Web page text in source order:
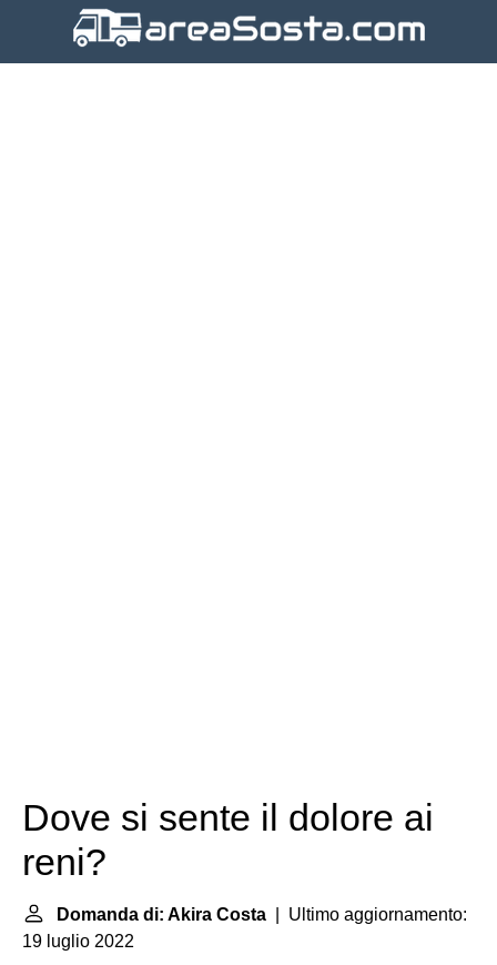
Dove si sente il dolore ai
reni?
Domanda di: Akira Costa | Ultimo aggiornamento:
19 luglio 2022